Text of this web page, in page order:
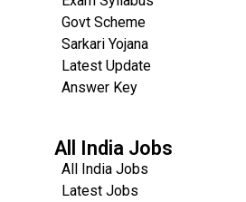
Govt Scheme
Sarkari Yojana
Latest Update
Answer Key
All India Jobs
All India Jobs
Latest Jobs